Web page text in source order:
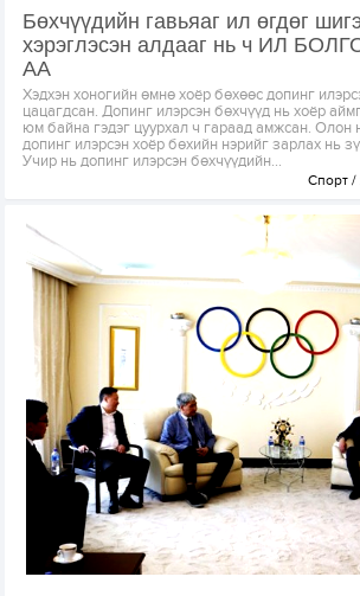
Бөхчүүдийн гавьяаг ил өгдөг
хэрэглэсэн алдааг нь ч ИЛ
АА
Хэдхэн хоногийн өмнө хоёр бөхөөс допинг
цацагдсан. Допинг илэрсэн бөхчүүд нь хоёр
юм байна гэдэг цуурхал ч гараад амжсан. Олон
допинг илэрсэн хоёр бөхийн нэрийг зарлах нь
Учир нь допинг илэрсэн бөхчүүдийн...
Спорт